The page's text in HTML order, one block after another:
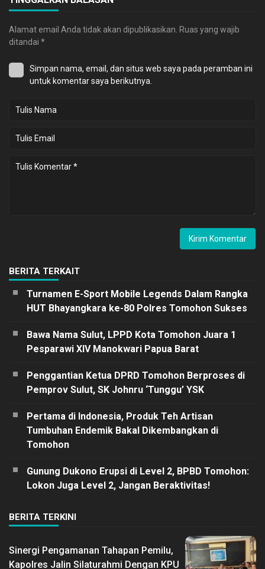
Alamat email Anda tidak akan dipublikasikan. Ruas yang wajib
ditandai *
Simpan nama, email, dan situs web saya pada peramban ini
untuk komentar saya berikutnya.
BERITA TERKAIT
Turnamen E-Sport Mobile Legends Dalam Rangka
HUT Bhayangkara ke-80 Polres Tomohon Sukses
Bawa Nama Sulut, LPPD Kota Tomohon Juara 1
Pesparawi XIV Manokwari Papua Barat
Penggantian Ketua DPRD Tomohon Berproses di
Pemprov Sulut, SK Johnru ‘Tunggu’ YSK
Pertama di Indonesia, Produk Teh Artisan
Tumbuhan Endemik Bakal Dikembangkan di
Tomohon
Gunung Dukono Erupsi di Level 2, BPBD Tomohon:
Lokon Juga Level 2, Jangan Beraktivitas!
BERITA TERKINI
Sinergi Pengamanan Tahapan Pemilu,
Kapolres Jalin Silaturahmi Dengan KPU